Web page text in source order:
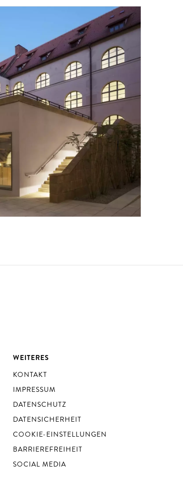
WEITERES
KONTAKT
IMPRESSUM
DATENSCHUTZ
DATENSICHERHEIT
COOKIE-EINSTELLUNGEN
BARRIEREFREIHEIT
SOCIAL MEDIA